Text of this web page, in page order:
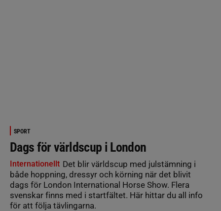
SPORT
Dags för världscup i London
Internationellt Det blir världscup med julstämning i
både hoppning, dressyr och körning när det blivit
dags för London International Horse Show. Flera
svenskar finns med i startfältet. Här hittar du all info
för att följa tävlingarna.